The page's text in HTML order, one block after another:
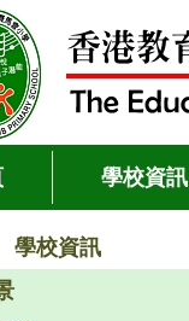
學校資訊
學校資訊